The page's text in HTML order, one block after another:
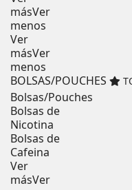
másVer
menos
Ver
másVer
menos
BOLSAS/POUCHES
Bolsas/Pouches
Bolsas de
Nicotina
Bolsas de
Cafeina
Ver
másVer